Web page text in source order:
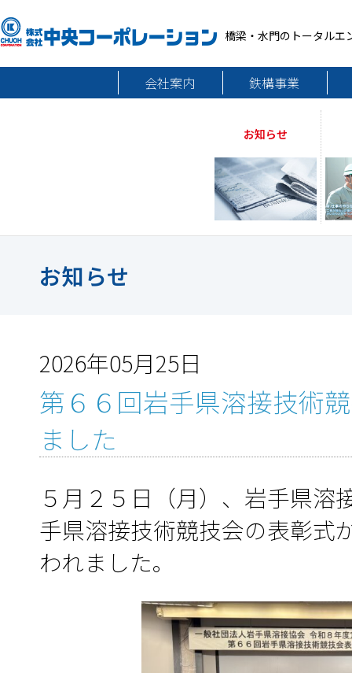
橋梁・水門のトータルエ
会社案内 鉄構事業
お知らせ
お知らせ
2026年05月25日
第６６回岩手県溶接技術
ました
５月２５日（月）、岩手県溶
手県溶接技術競技会の表彰式
われました。